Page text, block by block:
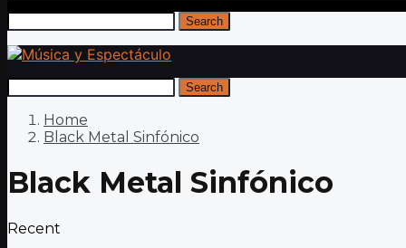
Search
Search
Home
Black Metal Sinfónico
Black Metal Sinfónico
Recent